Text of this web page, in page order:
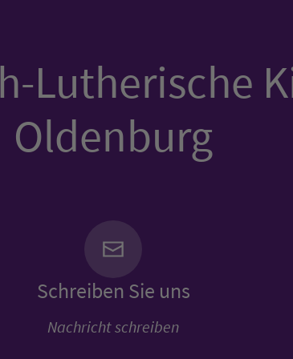
Lutherische
Oldenburg
Schreiben Sie uns
Nachricht schreiben